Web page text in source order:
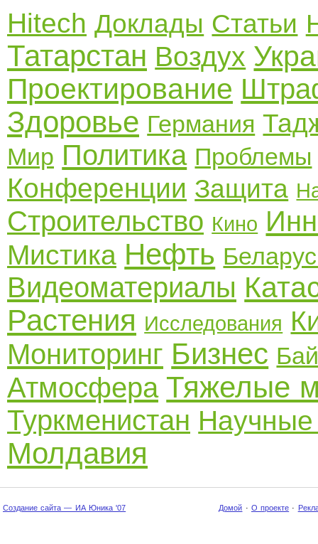
Hitech Доклады Статьи
Татарстан Воздух
Проектирование
Здоровье Германия
Мир Политика Проблемы
Конференции Защита
Строительство Кино
Мистика Нефть
Видеоматериалы
Растения Исследования
Мониторинг Бизнес
Атмосфера Тяжелые
Туркменистан Научные
Молдавия
Создание сайта — ИА Юника '07 Домой · О проекте ·